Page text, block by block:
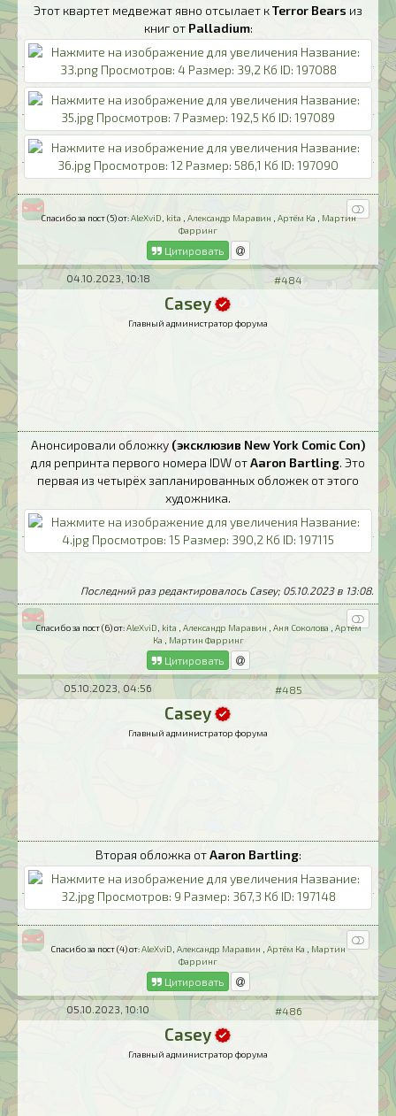
Этот квартет медвежат явно отсылает кTerror Bears из
книг от Palladium:
Спасибо за пост (5) от: AleXviD kita Александр Маравин Артём Ка
Мартин
Фарринг
Цитировать
04.10.2023, 10:18 #484
Casey
Главный администратор форума
Анонсировали обложку (эксклюзив New York Comic Con)
для репринта первого номера IDW отAaron Bartling. Это
первая из четырёх запланированных обложек от этого
художника.
Последний раз редактировалось Casey; 05.10.2023 в 13:08.
Спасибо за пост (6) от: AleXviD kita Александр Маравин Аня Соколова
Артём
Ка
Мартин Фарринг
Цитировать
05.10.2023, 04:56 #485
Casey
Главный администратор форума
Вторая обложка отAaron Bartling:
Спасибо за пост (4) от:AleXviD Александр Маравин Артём Ка
Мартин
Фарринг
Цитировать
05.10.2023, 10:10 #486
Casey
Главный администратор форума